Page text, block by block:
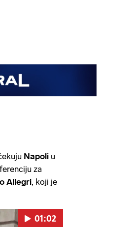
Napoli u
za
Allegri, koji je
01:02